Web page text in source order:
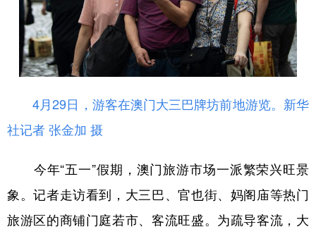
多语种频道
English Español عربى
Deutsch Português
4月29日，游客在澳门大三巴牌坊前地游览。 新华
社记者 张金加 摄
今年“五一”假期，澳门旅游市场一派繁荣兴旺景
象。记者走访看到，大三巴、官也街、妈阁庙等热门
旅游区的商铺门庭若市、客流旺盛。为疏导客流，大